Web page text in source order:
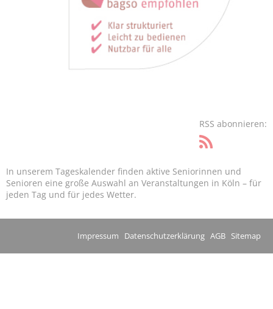
RSS abonnieren:
In unserem Tageskalender finden aktive Seniorinnen und
Senioren eine große Auswahl an Veranstaltungen in Köln – für
jeden Tag und für jedes Wetter.
Impressum Datenschutzerklärung AGB Sitemap